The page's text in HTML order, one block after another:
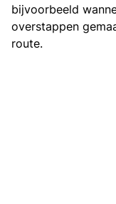
bijvoorbeeld
overstappen
route.